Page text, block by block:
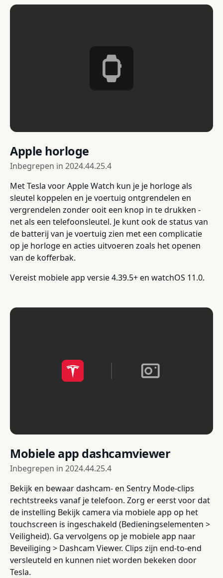
Apple horloge
Inbegrepen in 2024.44.25.4
Met Tesla voor Apple Watch kun je je horloge als
sleutel koppelen en je voertuig ontgrendelen en
vergrendelen zonder ooit een knop in te drukken -
net als een telefoonsleutel. Je kunt ook de status van
de batterij van je voertuig zien met een complicatie
op je horloge en acties uitvoeren zoals het openen
van de kofferbak.
Vereist mobiele app versie 4.39.5+ en watchOS 11.0.
Mobiele app dashcamviewer
Inbegrepen in 2024.44.25.4
Bekijk en bewaar dashcam- en Sentry Mode-clips
rechtstreeks vanaf je telefoon. Zorg er eerst voor dat
de instelling Bekijk camera via mobiele app op het
touchscreen is ingeschakeld (Bedieningselementen >
Veiligheid). Ga vervolgens op je mobiele app naar
Beveiliging > Dashcam Viewer. Clips zijn end-to-end
versleuteld en kunnen niet worden bekeken door
Tesla.